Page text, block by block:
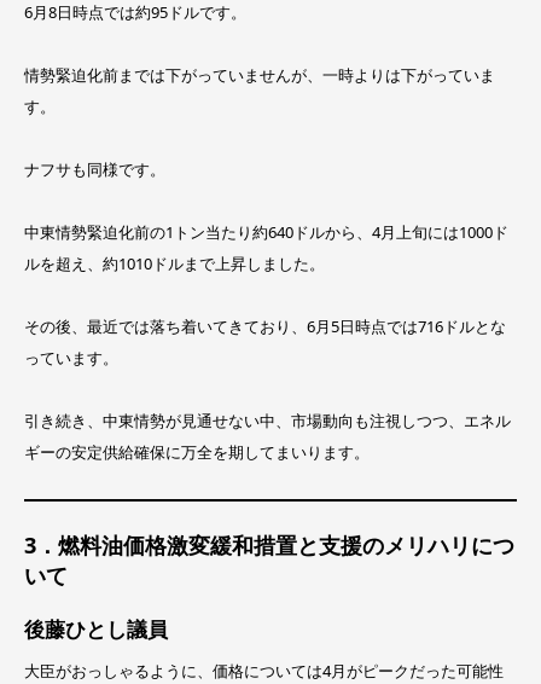
6月8日時点では約95ドルです。
情勢緊迫化前までは下がっていませんが、一時よりは下がっていま
す。
ナフサも同様です。
中東情勢緊迫化前の1トン当たり約640ドルから、4月上旬には1000ド
ルを超え、約1010ドルまで上昇しました。
その後、最近では落ち着いてきており、6月5日時点では716ドルとな
っています。
引き続き、中東情勢が見通せない中、市場動向も注視しつつ、エネル
ギーの安定供給確保に万全を期してまいります。
3．燃料油価格激変緩和措置と支援のメリハリにつ
いて
後藤ひとし議員
大臣がおっしゃるように、価格については4月がピークだった可能性